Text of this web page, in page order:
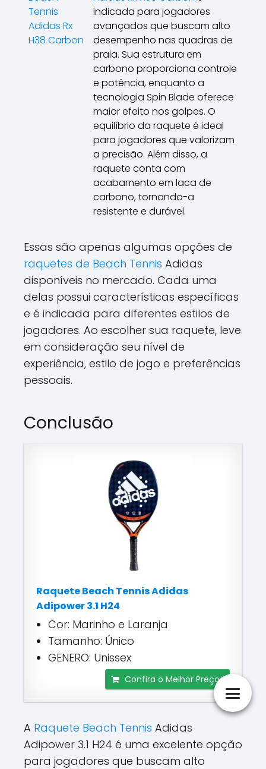
Tennis
Adidas Rx
H38 Carbon
indicada para jogadores
avançados que buscam alto
desempenho nas quadras de
praia. Sua estrutura em
carbono proporciona controle
e potência, enquanto a
tecnologia Spin Blade oferece
maior efeito nos golpes. O
equilíbrio da raquete é ideal
para jogadores que valorizam
a precisão. Além disso, a
raquete conta com
acabamento em laca de
carbono, tornando-a
resistente e durável.
Essas são apenas algumas opções de
raquetes de Beach Tennis Adidas
disponíveis no mercado. Cada uma
delas possui características específicas
e é indicada para diferentes estilos de
jogadores. Ao escolher sua raquete, leve
em consideração seu nível de
experiência, estilo de jogo e preferências
pessoais.
Conclusão
Raquete Beach Tennis Adidas
Adipower 3.1 H24
Cor: Marinho e Laranja
Tamanho: Único
GENERO: Unissex
Confira o Melhor Preço!
A Raquete Beach Tennis Adidas
Adipower 3.1 H24 é uma excelente opção
para jogadores que buscam alto